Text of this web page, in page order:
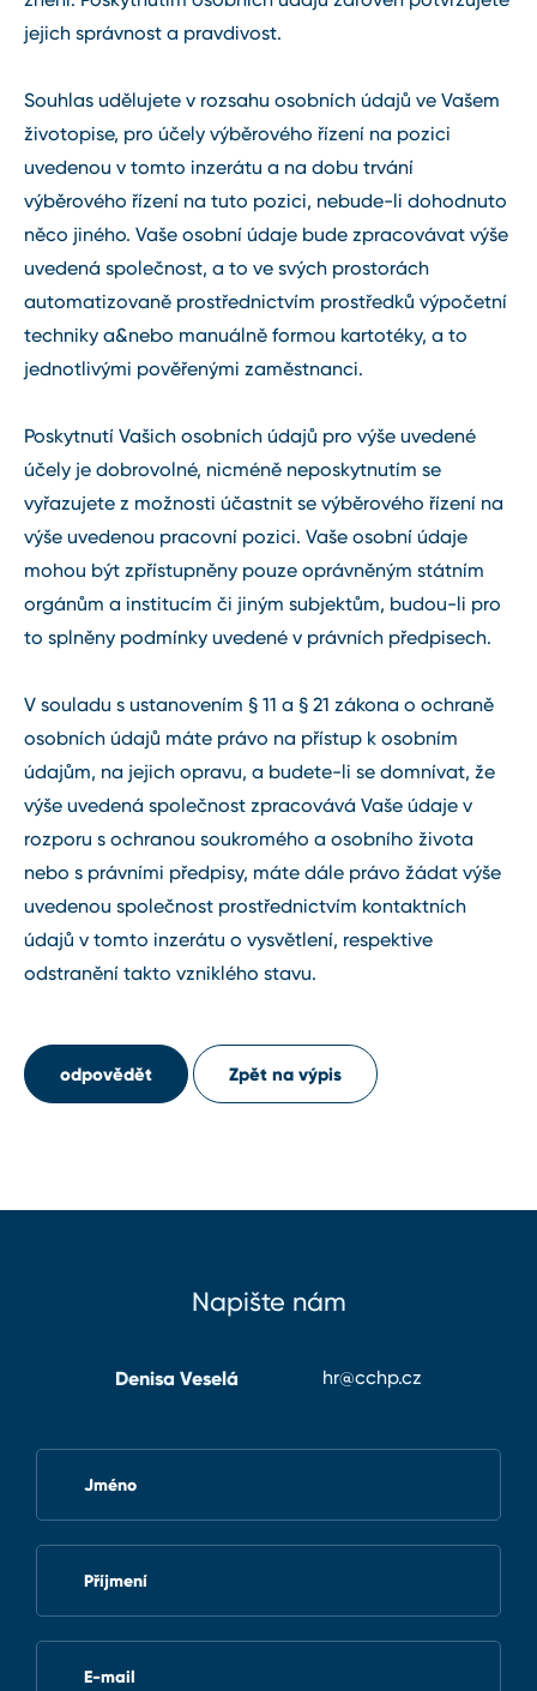
jejich správnost a pravdivost.
Souhlas udělujete v rozsahu osobních údajů ve Vašem
životopise, pro účely výběrového řízení na pozici
uvedenou v tomto inzerátu a na dobu trvání
výběrového řízení na tuto pozici, nebude-li dohodnuto
něco jiného. Vaše osobní údaje bude zpracovávat výše
uvedená společnost, a to ve svých prostorách
automatizovaně prostřednictvím prostředků výpočetní
techniky a&nebo manuálně formou kartotéky, a to
jednotlivými pověřenými zaměstnanci.
Poskytnutí Vašich osobních údajů pro výše uvedené
účely je dobrovolné, nicméně neposkytnutím se
vyřazujete z možnosti účastnit se výběrového řízení na
výše uvedenou pracovní pozici. Vaše osobní údaje
mohou být zpřístupněny pouze oprávněným státním
orgánům a institucím či jiným subjektům, budou-li pro
to splněny podmínky uvedené v právních předpisech.
V souladu s ustanovením § 11 a § 21 zákona o ochraně
osobních údajů máte právo na přístup k osobním
údajům, na jejich opravu, a budete-li se domnívat, že
výše uvedená společnost zpracovává Vaše údaje v
rozporu s ochranou soukromého a osobního života
nebo s právními předpisy, máte dále právo žádat výše
uvedenou společnost prostřednictvím kontaktních
údajů v tomto inzerátu o vysvětlení, respektive
odstranění takto vzniklého stavu.
odpovědět Zpět na výpis
Napište nám
Denisa Veselá hr@cchp.cz
Jméno
Příjmení
E-mail